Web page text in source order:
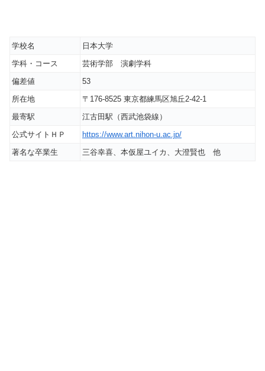
学校名
日本大学
学科・コース
芸術学部 演劇学科
偏差値
53
所在地
〒176-8525 東京都練馬区旭丘2-42-1
最寄駅
江古田駅（西武池袋線）
公式サイトＨＰ
https://www.art.nihon-u.ac.jp/
著名な卒業生
三谷幸喜、本仮屋ユイカ、大澄賢也 他